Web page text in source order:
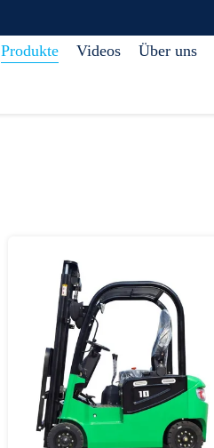
Produkte Videos Über uns